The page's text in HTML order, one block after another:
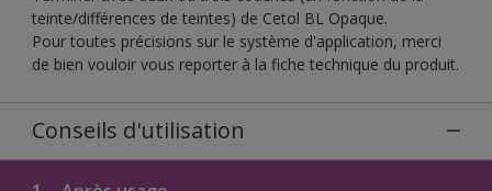
teinte/différences de teintes) de Cetol BL Opaque.
Pour toutes précisions sur le système d'application, merci
de bien vouloir vous reporter à la fiche technique du produit.
Conseils d'utilisation